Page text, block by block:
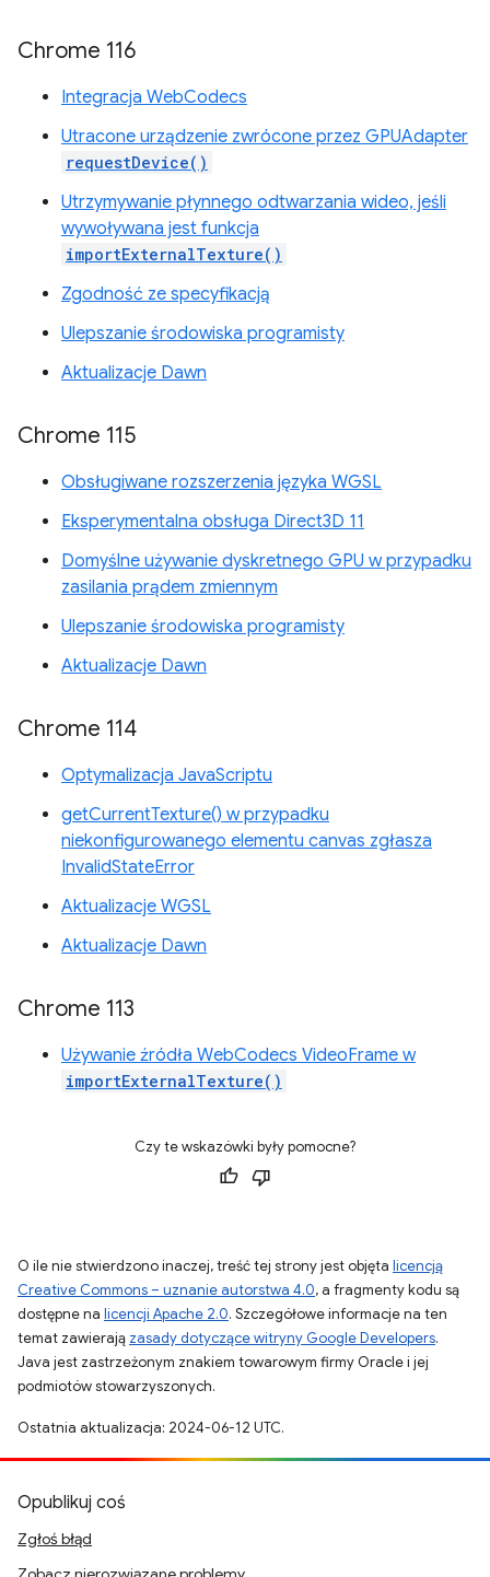
Chrome 116
Integracja WebCodecs
Utracone urządzenie zwrócone przez GPUAdapter
requestDevice()
Utrzymywanie płynnego odtwarzania wideo, jeśli
wywoływana jest funkcja
importExternalTexture()
Zgodność ze specyfikacją
Ulepszanie środowiska programisty
Aktualizacje Dawn
Chrome 115
Obsługiwane rozszerzenia języka WGSL
Eksperymentalna obsługa Direct3D 11
Domyślne używanie dyskretnego GPU w przypadku
zasilania prądem zmiennym
Ulepszanie środowiska programisty
Aktualizacje Dawn
Chrome 114
Optymalizacja JavaScriptu
getCurrentTexture() w przypadku
niekonfigurowanego elementu canvas zgłasza
InvalidStateError
Aktualizacje WGSL
Aktualizacje Dawn
Chrome 113
Używanie źródła WebCodecs VideoFrame w
importExternalTexture()
Czy te wskazówki były pomocne?
O ile nie stwierdzono inaczej, treść tej strony jest objęta licencją
Creative Commons – uznanie autorstwa 4.0, a fragmenty kodu są
dostępne na licencji Apache 2.0. Szczegółowe informacje na ten
temat zawierają zasady dotyczące witryny Google Developers.
Java jest zastrzeżonym znakiem towarowym firmy Oracle i jej
podmiotów stowarzyszonych.
Ostatnia aktualizacja: 2024-06-12 UTC.
Opublikuj coś
Zgłoś błąd